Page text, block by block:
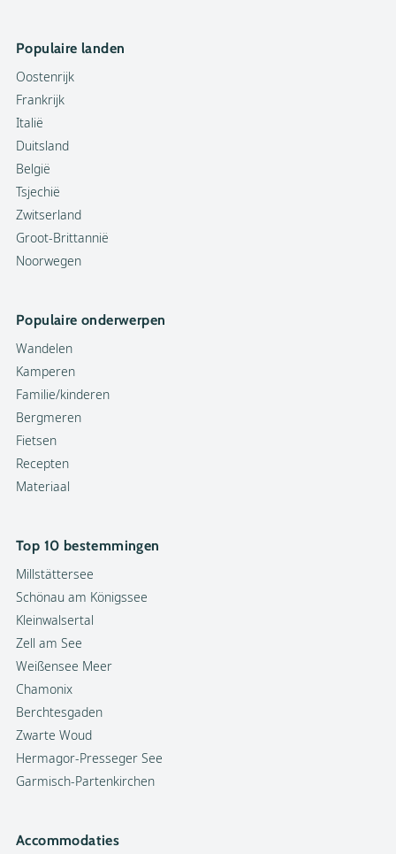
Populaire landen
Oostenrijk
Frankrijk
Italië
Duitsland
België
Tsjechië
Zwitserland
Groot-Brittannië
Noorwegen
Populaire onderwerpen
Wandelen
Kamperen
Familie/kinderen
Bergmeren
Fietsen
Recepten
Materiaal
Top 10 bestemmingen
Millstättersee
Schönau am Königssee
Kleinwalsertal
Zell am See
Weißensee Meer
Chamonix
Berchtesgaden
Zwarte Woud
Hermagor-Presseger See
Garmisch-Partenkirchen
Accommodaties